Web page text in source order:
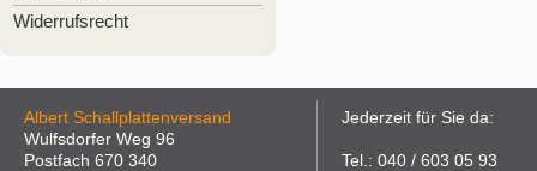
Widerrufsrecht
Albert Schallplattenversand
Wulfsdorfer Weg 96
Postfach 670 340
Jederzeit für Sie da:
Tel.: 040 / 603 05 93